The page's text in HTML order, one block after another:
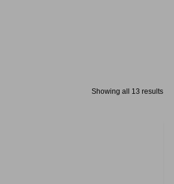
Showing all 13 results